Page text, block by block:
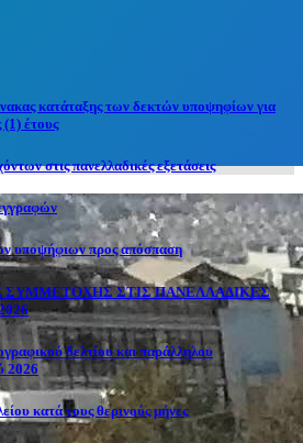
κατάταξης των δεκτών υποψηφίων για
έτους
στις πανελλαδικές εξετάσεις
υποψήφιων προς απόσπαση
ΣΥΜΜΕΤΟΧΗΣ ΣΤΙΣ ΠΑΝΕΛΛΑΔΙΚΕΣ
δελτίου και παράλληλου
2026
κατά τους θερινούς μήνες